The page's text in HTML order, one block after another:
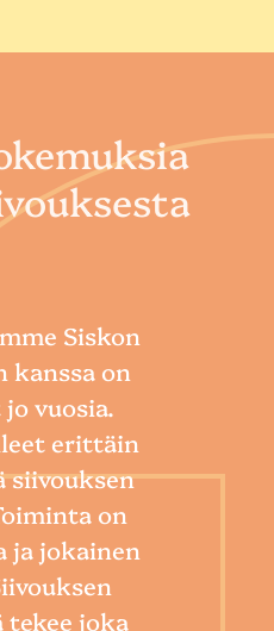
Siskon
kanssa on
vuosia.
erittäin
siivouksen
on
ja jokainen
joka